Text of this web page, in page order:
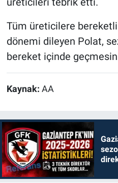
Tüm üreticilere
dönemi dileyen Polat,
bereket içinde
Kaynak: AA